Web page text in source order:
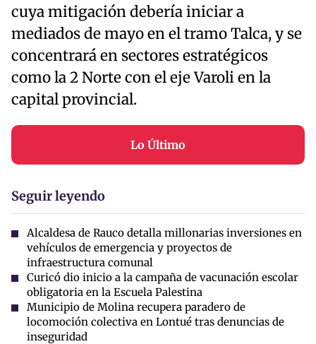
cuya mitigación debería iniciar a
mediados de mayo en el tramo Talca, y se
concentrará en sectores estratégicos
como la 2 Norte con el eje Varoli en la
capital provincial.
Lo Último
Seguir leyendo
Alcaldesa de Rauco detalla millonarias inversiones en
vehículos de emergencia y proyectos de
infraestructura comunal
Curicó dio inicio a la campaña de vacunación escolar
obligatoria en la Escuela Palestina
Municipio de Molina recupera paradero de
locomoción colectiva en Lontué tras denuncias de
inseguridad